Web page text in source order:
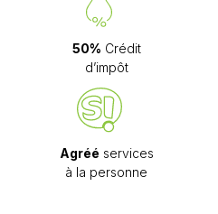
50% Crédit
d’impôt
Agréé services
à la personne